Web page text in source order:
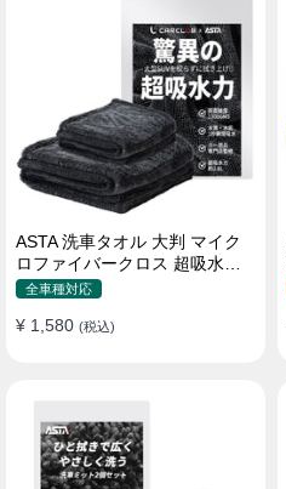
ASTA 洗車タオル 大判 マイク
ロファイバークロス 超吸水ツ
イストパイル 洗車クロス 傷防
全車種対応
¥ 1,580 (税込)